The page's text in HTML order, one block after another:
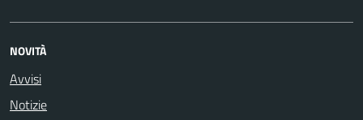
NOVITÀ
Avvisi
Notizie